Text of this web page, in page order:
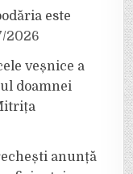
este
2026
veșnice a
doamnei
anunță